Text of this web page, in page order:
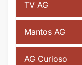
TV AG
Mantos AG
AG Curioso